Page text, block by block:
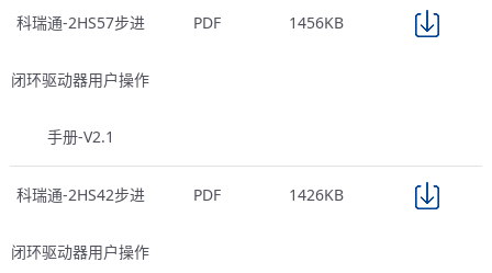
科瑞通-2HS57步进
闭环驱动器用户操作
手册-V2.1
PDF 1456KB
科瑞通-2HS42步进
闭环驱动器用户操作
PDF 1426KB